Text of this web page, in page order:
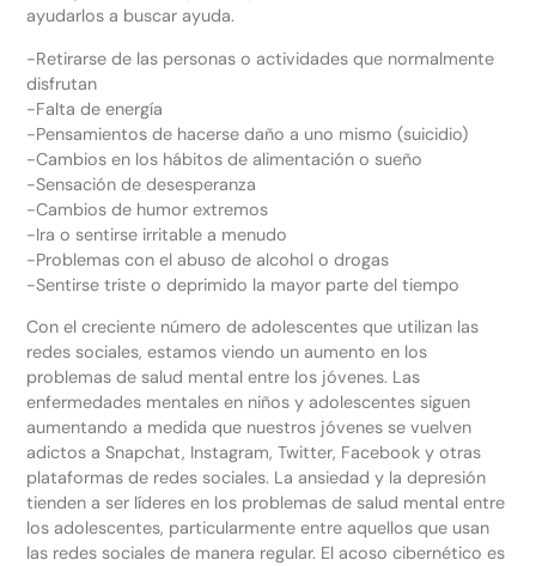
ayudarlos a buscar ayuda.
-Retirarse de las personas o actividades que normalmente
disfrutan
-Falta de energía
-Pensamientos de hacerse daño a uno mismo (suicidio)
-Cambios en los hábitos de alimentación o sueño
-Sensación de desesperanza
-Cambios de humor extremos
-Ira o sentirse irritable a menudo
-Problemas con el abuso de alcohol o drogas
-Sentirse triste o deprimido la mayor parte del tiempo
Con el creciente número de adolescentes que utilizan las
redes sociales, estamos viendo un aumento en los
problemas de salud mental entre los jóvenes. Las
enfermedades mentales en niños y adolescentes siguen
aumentando a medida que nuestros jóvenes se vuelven
adictos a Snapchat, Instagram, Twitter, Facebook y otras
plataformas de redes sociales. La ansiedad y la depresión
tienden a ser líderes en los problemas de salud mental entre
los adolescentes, particularmente entre aquellos que usan
las redes sociales de manera regular. El acoso cibernético es